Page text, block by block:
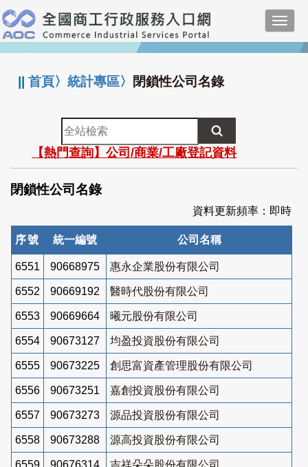
跳
到
主
要
:::
||首頁〉統計專區〉 閉鎖性公司名錄
全
站
檢
索
【熱門查詢】公司/商業/工廠登記資料
閉鎖性公司名錄
資料更新頻率：即時
序號 統一編號 公司名稱
6551 90668975 惠永企業股份有限公司
6552 90669192 醫時代股份有限公司
6553 90669664 曦元股份有限公司
6554 90673127 均盈投資股份有限公司
6555 90673225 創思富資產管理股份有限公司
6556 90673251 嘉創投資股份有限公司
6557 90673273 源品投資股份有限公司
6558 90673288 源高投資股份有限公司
6559 90676314 吉祥朵朵股份有限公司